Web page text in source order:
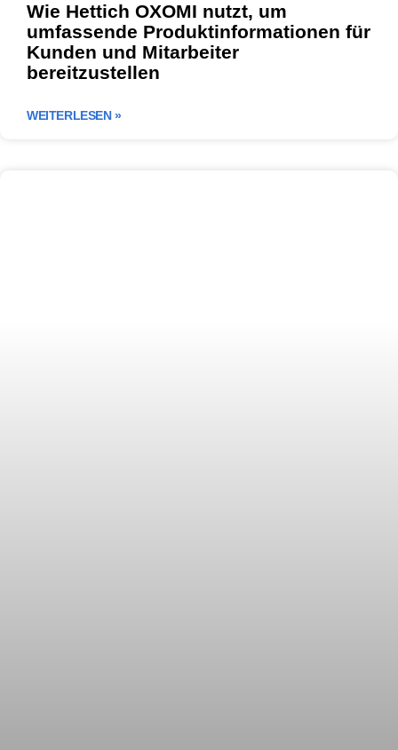
Wie Hettich OXOMI nutzt, um
umfassende Produktinformationen für
Kunden und Mitarbeiter
bereitzustellen
WEITERLESEN »